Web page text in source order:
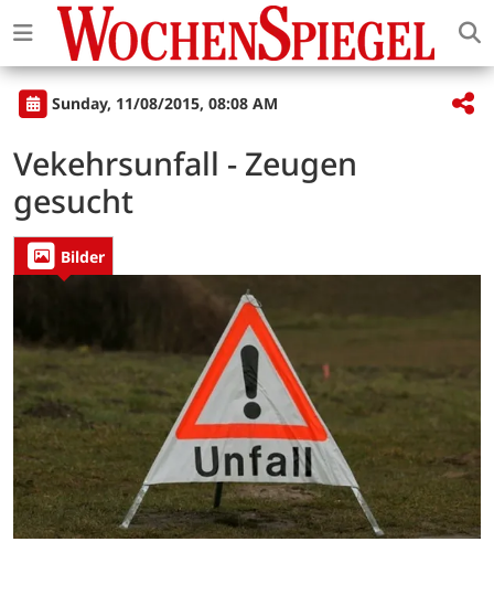
Sunday, 11/08/2015, 08:08 AM
Vekehrsunfall - Zeugen
gesucht
Bilder